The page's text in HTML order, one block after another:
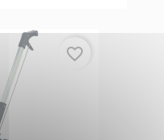
favorite_border